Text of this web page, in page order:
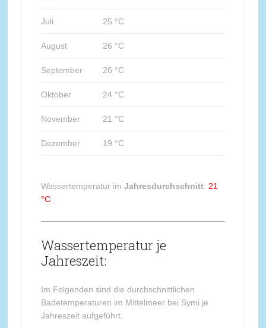
Juli 25 °C
August 26 °C
September 26 °C
Oktober 24 °C
November 21 °C
Dezember 19 °C
Wassertemperatur im Jahresdurchschnitt: 21
°C
Wassertemperatur je
Jahreszeit:
Im Folgenden sind die durchschnittlichen
Badetemperaturen im Mittelmeer bei Symi je
Jahreszeit aufgeführt.